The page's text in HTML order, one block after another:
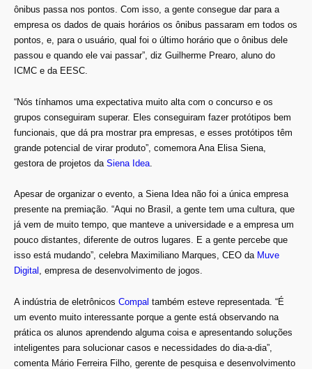
ônibus passa nos pontos. Com isso, a gente consegue dar para a
empresa os dados de quais horários os ônibus passaram em todos os
pontos, e, para o usuário, qual foi o último horário que o ônibus dele
passou e quando ele vai passar”, diz Guilherme Prearo, aluno do
ICMC e da EESC.
“Nós tínhamos uma expectativa muito alta com o concurso e os
grupos conseguiram superar. Eles conseguiram fazer protótipos bem
funcionais, que dá pra mostrar pra empresas, e esses protótipos têm
grande potencial de virar produto”, comemora Ana Elisa Siena,
gestora de projetos da Siena Idea
Apesar de organizar o evento, a Siena Idea não foi a única empresa
presente na premiação. “Aqui no Brasil, a gente tem uma cultura, que
já vem de muito tempo, que manteve a universidade e a empresa um
pouco distantes, diferente de outros lugares. E a gente percebe que
isso está mudando”, celebra Maximiliano Marques, CEO da Muve
Digital , empresa de desenvolvimento de jogos.
A indústria de eletrônicos Compal também esteve representada. “É
um evento muito interessante porque a gente está observando na
prática os alunos aprendendo alguma coisa e apresentando soluções
inteligentes para solucionar casos e necessidades do dia-a-dia”,
comenta Mário Ferreira Filho, gerente de pesquisa e desenvolvimento